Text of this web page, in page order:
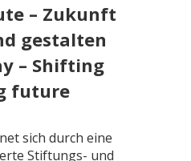
– Zukunft
gestalten
– Shifting
future
sich durch eine
Stiftungs- und